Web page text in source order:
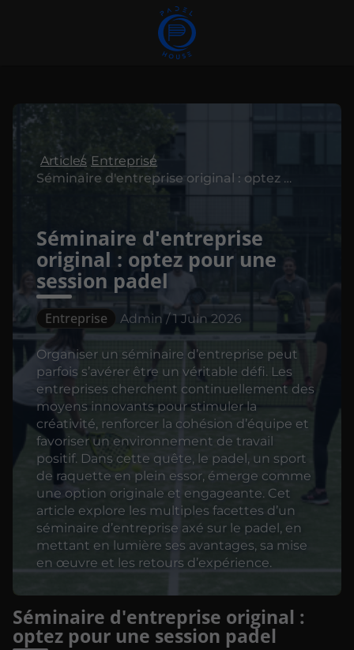
Articles Entreprise
Séminaire d'entreprise original : optez pour une session padel
Séminaire d'entreprise
original : optez pour une
session padel
Entreprise Admin / 1 Juin 2026
Organiser un séminaire d’entreprise peut
parfois s’avérer être un véritable défi. Les
entreprises cherchent continuellement des
moyens innovants pour stimuler la
créativité, renforcer la cohésion d’équipe et
favoriser un environnement de travail
positif. Dans cette quête, le padel, un sport
de raquette en plein essor, émerge comme
une option originale et engageante. Cet
article explore les multiples facettes d’un
séminaire d’entreprise axé sur le padel, en
mettant en lumière ses avantages, sa mise
en œuvre et les retours d’expérience.
Séminaire d'entreprise original :
optez pour une session padel